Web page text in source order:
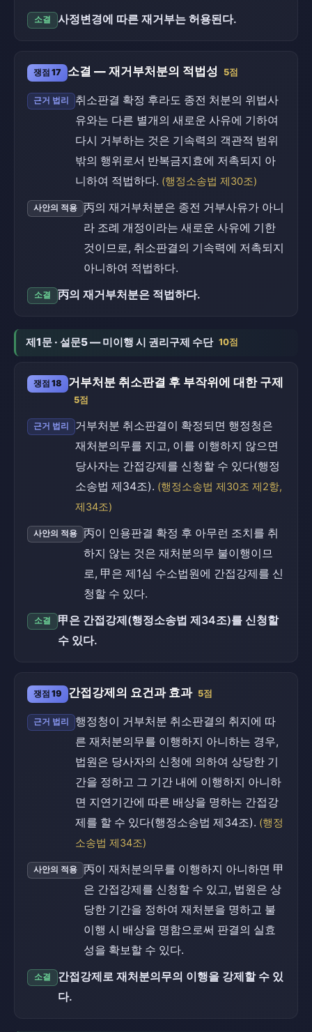
소결 사정변경에 따른 재거부는 허용된다.
쟁점 17 소결 — 재거부처분의 적법성 5점
근거 법리
취소판결 확정 후라도 종전 처분의 위법사
유와는 다른 별개의 새로운 사유에 기하여
다시 거부하는 것은 기속력의 객관적 범위
밖의 행위로서 반복금지효에 저촉되지 아
니하여 적법하다. (행정소송법 제30조)
사안의 적용
丙의 재거부처분은 종전 거부사유가 아니
라 조례 개정이라는 새로운 사유에 기한
것이므로, 취소판결의 기속력에 저촉되지
아니하여 적법하다.
소결 丙의 재거부처분은 적법하다.
제1문 · 설문5 — 미이행 시 권리구제 수단 10점
쟁점 18 거부처분 취소판결 후 부작위에 대한 구제
5점
근거 법리
거부처분 취소판결이 확정되면 행정청은
재처분의무를 지고, 이를 이행하지 않으면
당사자는 간접강제를 신청할 수 있다(행정
소송법 제34조). (행정소송법 제30조 제2항,
제34조)
사안의 적용
丙이 인용판결 확정 후 아무런 조치를 취
하지 않는 것은 재처분의무 불이행이므
로, 甲은 제1심 수소법원에 간접강제를 신
청할 수 있다.
소결
甲은 간접강제(행정소송법 제34조)를 신청할
수 있다.
쟁점 19 간접강제의 요건과 효과 5점
근거 법리
행정청이 거부처분 취소판결의 취지에 따
른 재처분의무를 이행하지 아니하는 경우,
법원은 당사자의 신청에 의하여 상당한 기
간을 정하고 그 기간 내에 이행하지 아니하
면 지연기간에 따른 배상을 명하는 간접강
제를 할 수 있다(행정소송법 제34조). (행정
소송법 제34조)
사안의 적용
丙이 재처분의무를 이행하지 아니하면 甲
은 간접강제를 신청할 수 있고, 법원은 상
당한 기간을 정하여 재처분을 명하고 불
이행 시 배상을 명함으로써 판결의 실효
성을 확보할 수 있다.
소결
간접강제로 재처분의무의 이행을 강제할 수 있
다.